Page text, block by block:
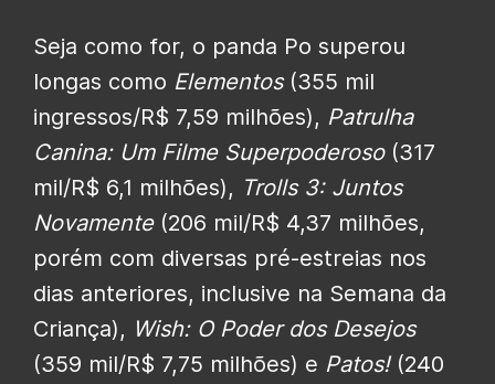
Seja como for, o panda Po superou
longas como Elementos(355 mil
ingressos/R$ 7,59 milhões), Patrulha
Canina: Um Filme Superpoderoso(317
mil/R$ 6,1 milhões), Trolls 3: Juntos
Novamente(206 mil/R$ 4,37 milhões,
porém com diversas pré-estreias nos
dias anteriores, inclusive na Semana da
Criança), Wish: O Poder dos Desejos
(359 mil/R$ 7,75 milhões) e Patos!(240